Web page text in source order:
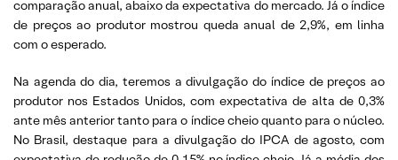
comparação anual, abaixo da expectativa do mercado. Já o índice
de preços ao produtor mostrou queda anual de 2,9%, em linha
com o esperado.
Na agenda do dia, teremos a divulgação do índice de preços ao
produtor nos Estados Unidos, com expectativa de alta de 0,3%
ante mês anterior tanto para o índice cheio quanto para o núcleo.
No Brasil, destaque para a divulgação do IPCA de agosto, com